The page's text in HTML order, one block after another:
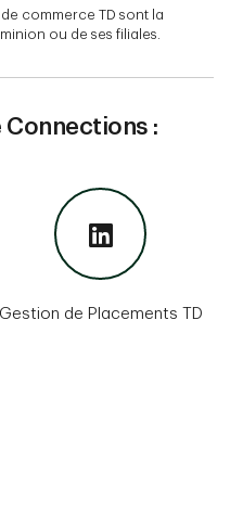
commerce TD sont la
ou de ses filiales.
Connections :
Gestion de Placements TD